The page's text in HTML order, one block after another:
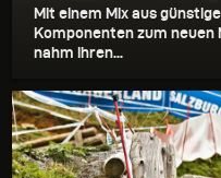
Mit einem Mix aus
Komponenten zum neuen
nahm ihren...